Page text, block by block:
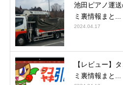
池田ピアノ運
ミ裏情報まと...
2024.04.17
【レビュー】
ミ裏情報まと...